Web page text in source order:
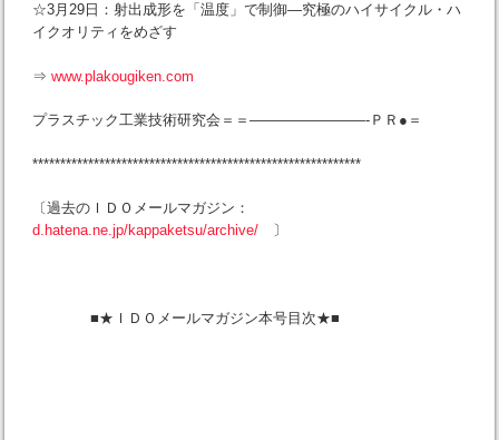
☆3月29日：射出成形を「温度」で制御―究極のハイサイクル・ハ
イクオリティをめざす
⇒ www.plakougiken.com
プラスチック工業技術研究会＝＝————————-ＰＲ●＝
***********************************************************
〔過去のＩＤＯメールマガジン：
d.hatena.ne.jp/kappaketsu/archive/〕
■★ＩＤＯメールマガジン本号目次★■